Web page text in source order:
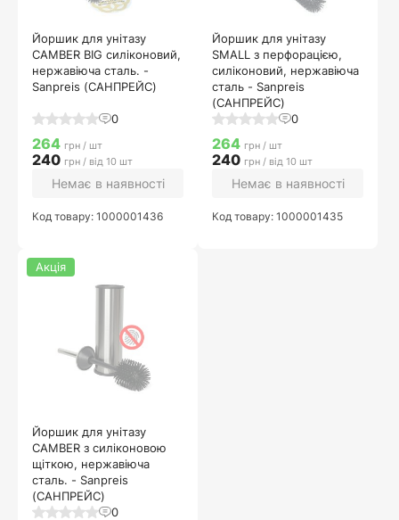
Йоршик для унітазу
CAMBER BIG силіконовий,
нержавіюча сталь. -
Sanpreis (САНПРЕЙС)
0
264 грн / шт
240 грн / від 10 шт
Немає в наявності
Код товару: 1000001436
Йоршик для унітазу
SMALL з перфорацією,
силіконовий, нержавіюча
сталь - Sanpreis
(САНПРЕЙС)
0
264 грн / шт
240 грн / від 10 шт
Немає в наявності
Код товару: 1000001435
Йоршик для унітазу
CAMBER з силіконовою
щіткою, нержавіюча
сталь. - Sanpreis
(САНПРЕЙС)
0
Акція